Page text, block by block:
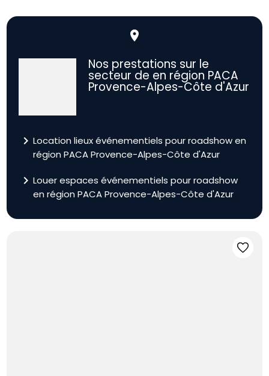
place
Nos prestations sur le
secteur de en région PACA
Provence-Alpes-Côte d'Azur
navigate_nextLocation lieux événementiels pour roadshow en
région PACA Provence-Alpes-Côte d'Azur
navigate_nextLouer espaces événementiels pour roadshow
en région PACA Provence-Alpes-Côte d'Azur